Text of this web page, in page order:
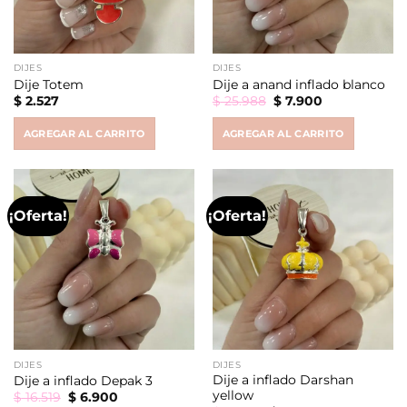
DIJES
Dije Totem
$2.527
AGREGAR AL CARRITO
DIJES
Dije a anand inflado blanco
$25.988 Original
price
$ 25.988.
$7.900Current
$ 7.900.
AGREGAR AL CARRITO
¡Oferta!
DIJES
Dije a inflado Depak 3
$16.519 Original
$6.900Current
¡Oferta!
DIJES
Dije a inflado Darshan
yellow